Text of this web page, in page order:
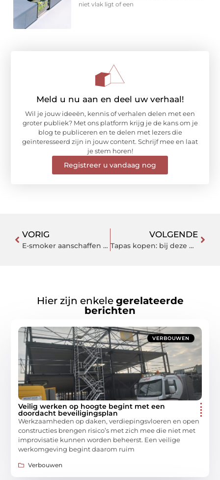
niet vlak ligt of een
Meld u nu aan en deel uw verhaal!
Wil je jouw ideeën, kennis of verhalen delen met een
groter publiek? Met ons platform krijg je de kans om je
blog te publiceren en te delen met lezers die
geïnteresseerd zijn in jouw content. Schrijf mee en laat
je stem horen!
Registreer u vandaag nog
VORIG
E-smoker aanschaffen in weert
VOLGENDE
Tapas kopen: bij deze winkel kiest uit diverse lekkernijen
Hier zijn enkele gerelateerde
berichten
VERBOUWEN
Veilig werken op hoogte begint met een
doordacht beveiligingsplan
Werkzaamheden op daken, verdiepingsvloeren en open
constructies brengen risico’s met zich mee die niet met
improvisatie kunnen worden beheerst. Een veilige
werkomgeving begint daarom ruim
Verbouwen